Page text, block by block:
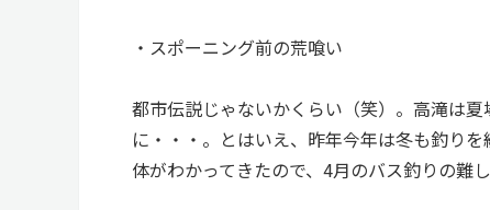
・スポーニング前の荒喰い
都市伝説じゃないかくらい（笑）。高滝は
に・・・。とはいえ、昨年今年は冬も釣り
体がわかってきたので、4月のバス釣りの難